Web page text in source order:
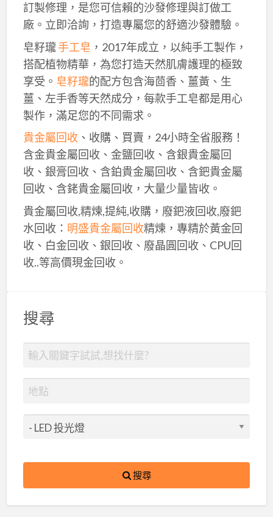
訂製修理，是您可信賴的沙發修理與訂做工
廠。立即洽詢，打造專屬您的舒適沙發體驗。
皂籽瓏手工皂 ，2017年成立，以純手工製作，
搭配植物精華，為您打造天然肌膚護理的極致
享受。 皂籽瓏的配方包含海茴香、薑黃、生
薑、左手香等天然成分，每款手工皂都是用心
製作，滿足您的不同需求。
貴金屬回收、收購、買賣，24小時全省服務！
含金貴金屬回收、金鹽回收、含銀貴金屬回
收、銀膏回收、含鉑貴金屬回收、含鈀貴金屬
回收、含銠貴金屬回收，大量少量皆收。
貴金屬回收,精煉,提純,收購，廢鈀液回收,廢鈀
水回收： 明盛貴金屬回收精煉，專精於黃金回
收、白金回收、銀回收、廢晶圓回收、CPU回
收..等高價現金回收。
搜尋
搜尋